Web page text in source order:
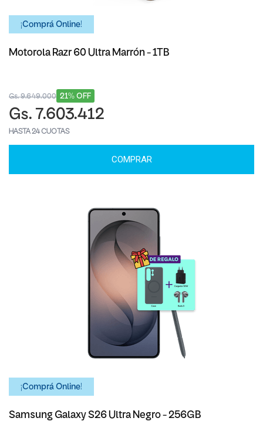
¡Comprá Online!
Motorola Razr 60 Ultra Marrón - 1TB
21% OFF
Gs. 9.649.000
Gs. 7.603.412
HASTA 24 CUOTAS
COMPRAR
¡Comprá Online!
Samsung Galaxy S26 Ultra Negro - 256GB